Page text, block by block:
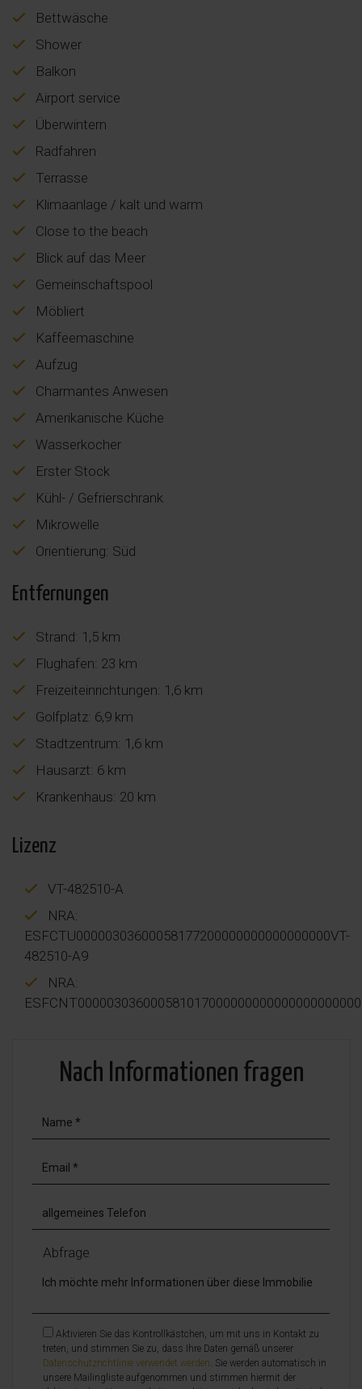
Bettwäsche
Shower
Balkon
Airport service
Überwintern
Radfahren
Terrasse
Klimaanlage / kalt und warm
Close to the beach
Blick auf das Meer
Gemeinschaftspool
Möbliert
Kaffeemaschine
Aufzug
Charmantes Anwesen
Amerikanische Küche
Wasserkocher
Erster Stock
Kühl- / Gefrierschrank
Mikrowelle
Orientierung: Süd
Entfernungen
Strand: 1,5 km
Flughafen: 23 km
Freizeiteinrichtungen: 1,6 km
Golfplatz: 6,9 km
Stadtzentrum: 1,6 km
Hausarzt: 6 km
Krankenhaus: 20 km
Lizenz
VT-482510-A
NRA:
ESFCTU00000303600058177200000000000000000VT-
482510-A9
NRA:
Nach Informationen fragen
Abfrage
Aktivieren Sie das Kontrollkästchen, um mit uns in Kontakt zu
treten, und stimmen Sie zu, dass Ihre Daten gemäß unserer
Datenschutzrichtlinie verwendet werden. Sie werden automatisch in
unsere Mailingliste aufgenommen und stimmen hiermit der